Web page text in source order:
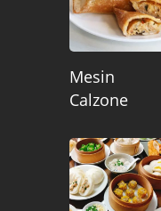
Mesin
Calzone